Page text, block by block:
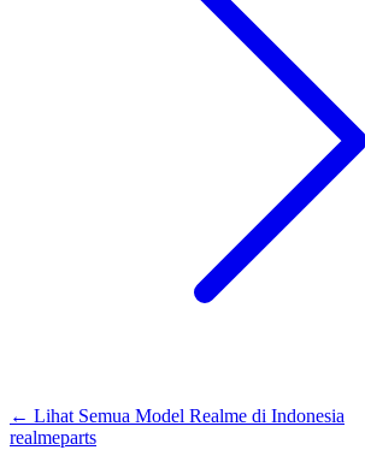
← Lihat Semua Model Realme di Indonesia
realmeparts